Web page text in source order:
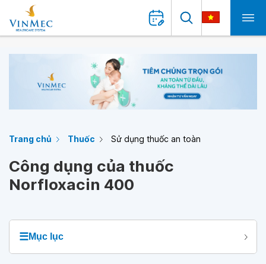
Trang chủ Thuốc Sử dụng thuốc an toàn
Công dụng của thuốc
Norfloxacin 400
☰Mục lục